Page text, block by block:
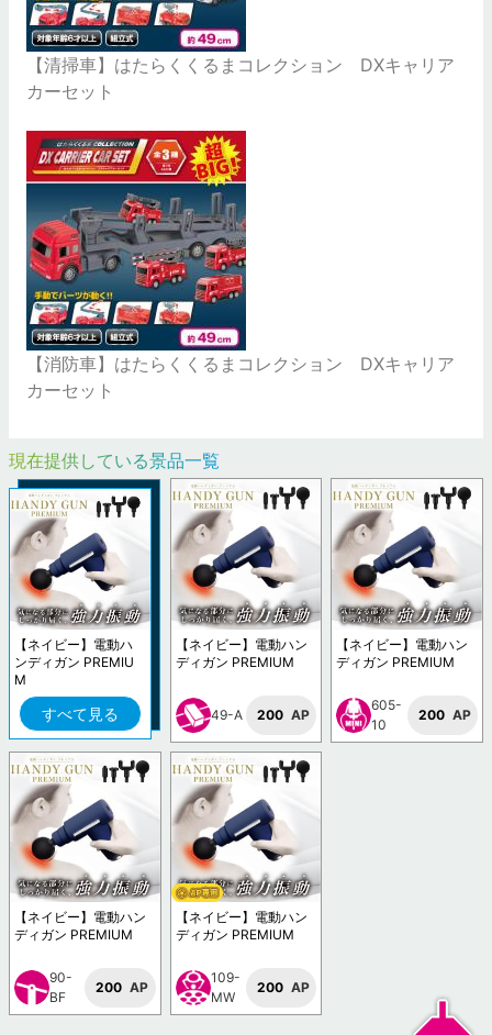
【清掃車】はたらくくるまコレクション DXキャリア
カーセット
【消防車】はたらくくるまコレクション DXキャリア
カーセット
現在提供している景品一覧
【ネイビー】電動ハ
ンディガン PREMIU
M
すべて見る
【ネイビー】電動ハン
ディガン PREMIUM
49-A 200 AP
【ネイビー】電動ハン
ディガン PREMIUM
605-
10
200 AP
【ネイビー】電動ハン
ディガン PREMIUM
90-
BF
200 AP
【ネイビー】電動ハン
ディガン PREMIUM
109-
MW
200 AP